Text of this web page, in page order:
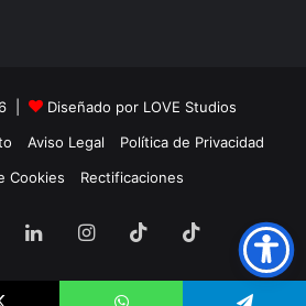
| Diseñado por LOVE Studios
Aviso Legal
Política de Privacidad
Cookies
Rectificaciones
LinkedInInstagram
TikTok